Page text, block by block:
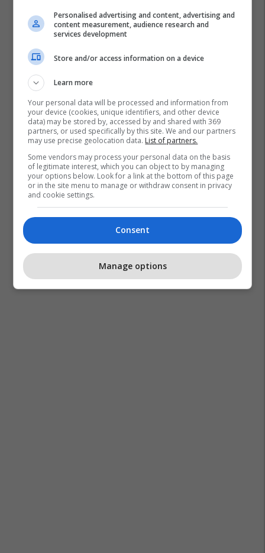
Personalised advertising and content, advertising and
content measurement, audience research and
services development
Store and/or access information on a device
Learn more
Your personal data will be processed and information from
your device (cookies, unique identifiers, and other device
data) may be stored by, accessed by and shared with 369
partners, or used specifically by this site. We and our partners
may use precise geolocation data. List of partners.
Some vendors may process your personal data on the basis
of legitimate interest, which you can object to by managing
your options below. Look for a link at the bottom of this page
or in the site menu to manage or withdraw consent in privacy
and cookie settings.
Consent
Manage options